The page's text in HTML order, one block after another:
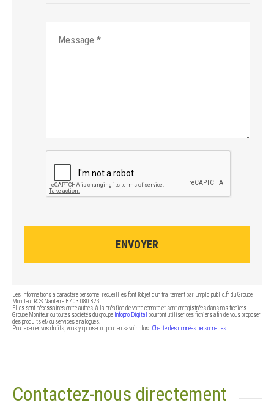
ENVOYER
Les informations à caractère personnel recueillies font l’objet d’un traitement par Emploipublic.fr du Groupe
Moniteur RCS Nanterre B 403 080 823.
Elles sont nécessaires entre autres, à la création de votre compte et sont enregistrées dans nos fichiers.
Groupe Moniteur ou toutes sociétés du groupe Infopro Digital pourront utiliser ces fichiers afin de vous proposer
des produits et/ou services analogues.
Pour exercer vos droits, vous y opposer ou pour en savoir plus :Charte des données personnelles
Contactez-nous directement